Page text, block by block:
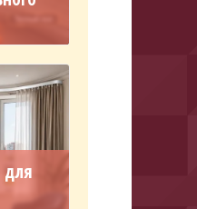
для